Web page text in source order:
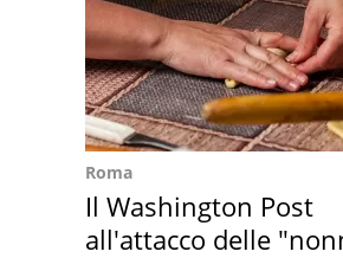
Roma
Il Washington Post
all'attacco delle